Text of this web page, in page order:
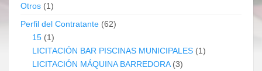
Otros (1)
Perfil del Contratante (62)
15 (1)
LICITACIÓN BAR PISCINAS MUNICIPALES (1)
LICITACIÓN MÁQUINA BARREDORA(3)